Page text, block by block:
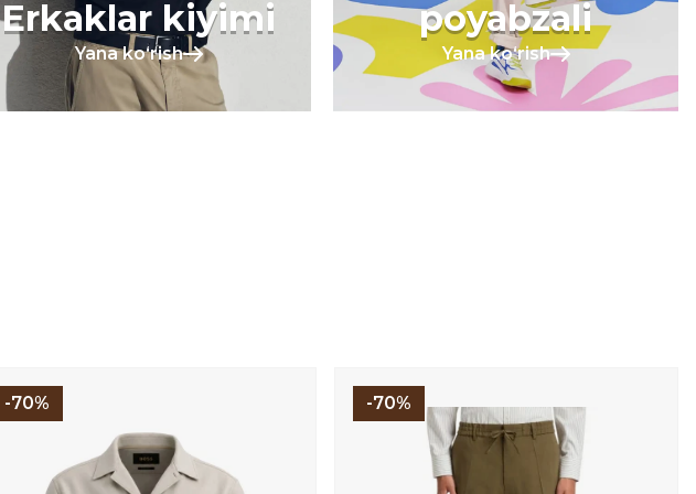
Erkaklar kiyimi
Yana koʻrish
poyabzali
Yana koʻrish
-70% -70%